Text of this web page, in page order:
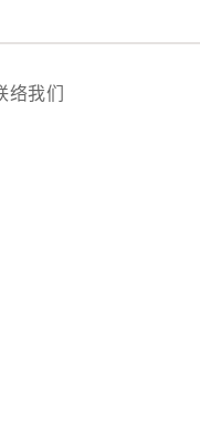
络我们